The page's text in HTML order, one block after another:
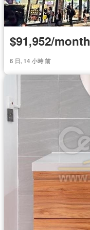
$91,952/month
6 日, 14 小時 前